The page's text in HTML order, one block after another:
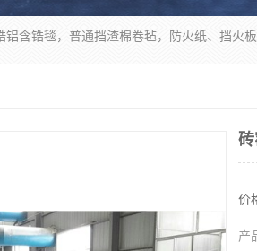
价
产